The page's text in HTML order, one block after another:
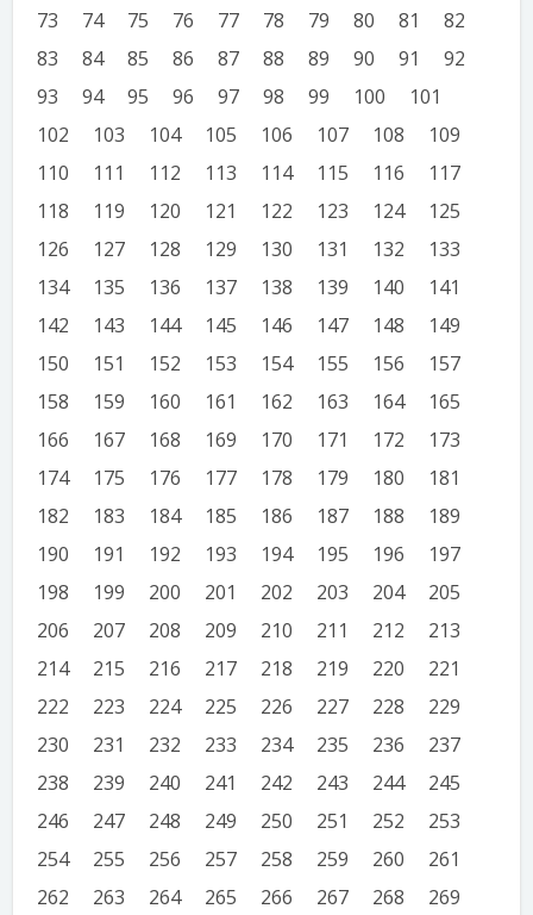
73
74 75 76 77 78 79 80 81
82
83
84 85 86 87 88 89 90 91
92
93
94 95 96 97 98 99 100
101
102
103 104 105 106 107 108
109
110
111 112 113 114 115 116
117
118
119 120 121 122 123 124
125
126
127 128 129 130 131 132
133
134
135 136 137 138 139 140
141
142
143 144 145 146 147 148
149
150
151 152 153 154 155 156
157
158
159 160 161 162 163 164
165
166
167 168 169 170 171 172
173
174
175 176 177 178 179 180
181
182
183 184 185 186 187 188
189
190
191 192 193 194 195 196
197
198
199 200 201 202 203 204
205
206
207 208 209 210 211 212
213
214
215 216 217 218 219 220
221
222
223 224 225 226 227 228
229
230
231 232 233 234 235 236
237
238
239 240 241 242 243 244
245
246
247 248 249 250 251 252
253
254
255 256 257 258 259 260
261
262
263 264 265 266 267 268
269